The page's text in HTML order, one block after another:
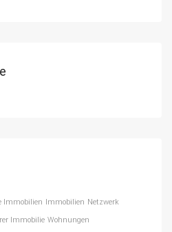
Immobilien Immobilien Netzwerk
Immobilie Wohnungen